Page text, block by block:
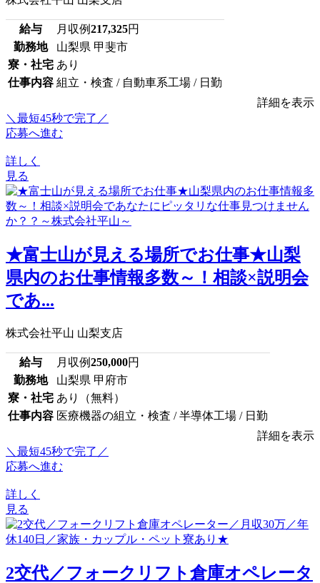
給与 月収例217,325円
勤務地
山梨県 甲斐市
寮・社宅 あり
仕事内容 組立・検査 / 自動車系工場 / 日勤
詳細を表示
＼最短45秒で完了／
応募へ進む
詳しく
見る
★富士山が見える場所でお仕事★山梨
県内のお仕事情報多数～！相談×説明会
であ...
株式会社平山 山梨支店
給与 月収例250,000円
勤務地
山梨県 甲府市
寮・社宅 あり（無料）
仕事内容 医療機器の組立・検査 / 半導体工場 / 日勤
詳細を表示
＼最短45秒で完了／
応募へ進む
詳しく
見る
2交代／フォークリフト倉庫オペレータ